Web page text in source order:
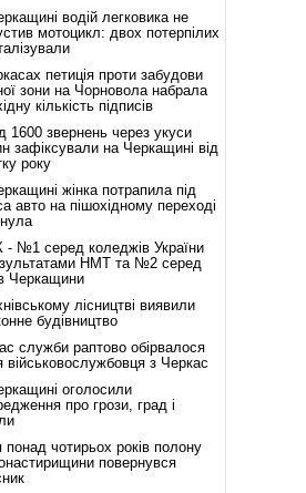
водій легковика не
мотоцикл: двох потерпілих
петиція проти забудови
зони на Чорновола набрала
кількість підписів
1600 звернень через укуси
зафіксували на Черкащині від
року
жінка потрапила під
авто на пішохідному переході
№1 серед коледжів України
НМТ та №2 серед
Черкащини
лісництві виявили
будівництво
служби раптово обірвалося
військовослужбовця з Черкас
оголосили
про грози, град і
понад чотирьох років полону
повернувся